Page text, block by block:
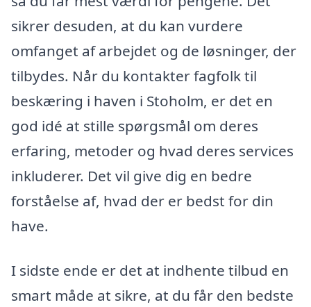
sikrer desuden, at du kan vurdere
omfanget af arbejdet og de løsninger, der
tilbydes. Når du kontakter fagfolk til
beskæring i haven i Stoholm, er det en
god idé at stille spørgsmål om deres
erfaring, metoder og hvad deres services
inkluderer. Det vil give dig en bedre
forståelse af, hvad der er bedst for din
have.
I sidste ende er det at indhente tilbud en
smart måde at sikre, at du får den bedste